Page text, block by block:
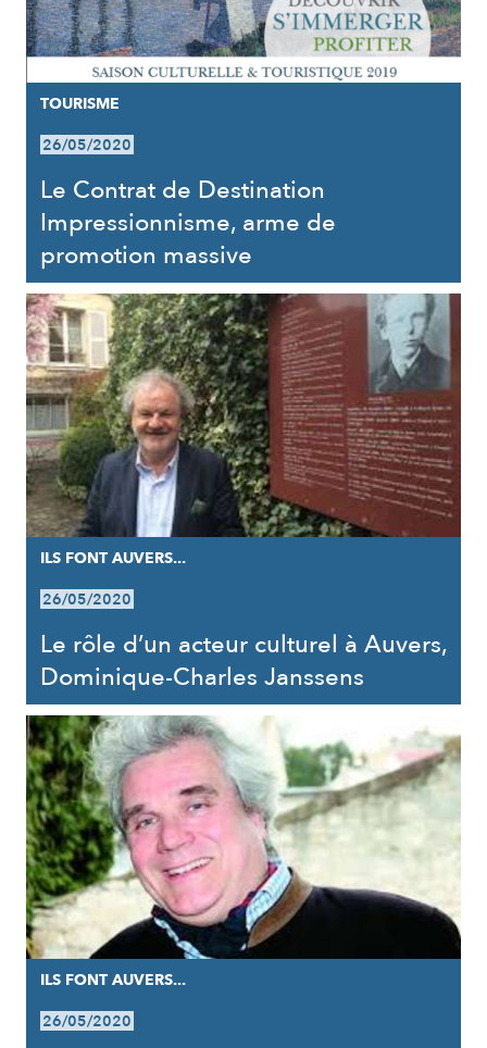
TOURISME
26/05/2020
Le Contrat de Destination
Impressionnisme, arme de
promotion massive
ILS FONT AUVERS...
26/05/2020
Le rôle d’un acteur culturel à Auvers,
Dominique-Charles Janssens
ILS FONT AUVERS...
26/05/2020